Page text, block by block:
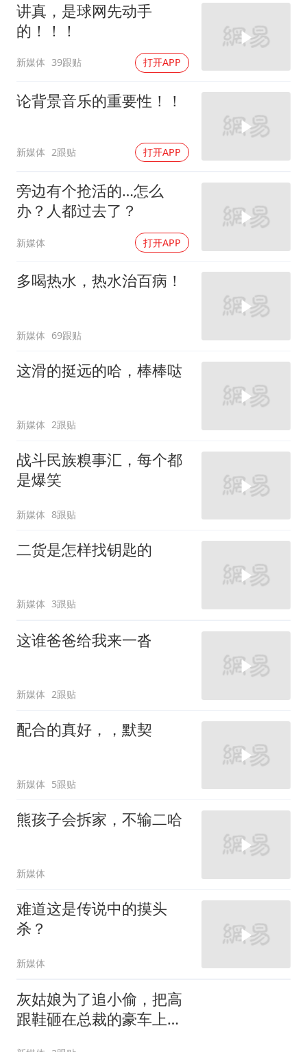
讲真，是球网先动手
的！！！
新媒体 39跟贴 打开APP
论背景音乐的重要性！！
新媒体 2跟贴 打开APP
旁边有个抢活的…怎么
办？人都过去了？
新媒体 打开APP
多喝热水，热水治百病！
新媒体 69跟贴
这滑的挺远的哈，棒棒哒
新媒体 2跟贴
战斗民族糗事汇，每个都
是爆笑
新媒体 8跟贴
二货是怎样找钥匙的
新媒体 3跟贴
这谁爸爸给我来一沓
新媒体 2跟贴
配合的真好，，默契
新媒体 5跟贴
熊孩子会拆家，不输二哈
新媒体
难道这是传说中的摸头
杀？
新媒体
灰姑娘为了追小偷，把高
跟鞋砸在总裁的豪车上，